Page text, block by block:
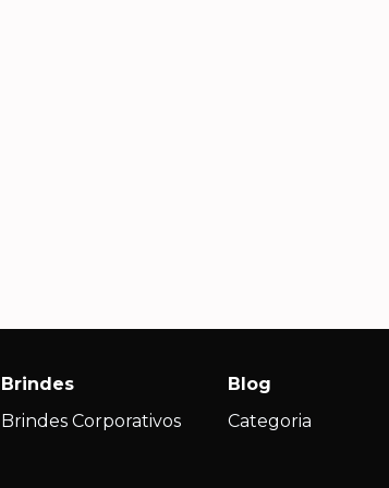
Brindes
Brindes Corporativos
Blog
Categoria